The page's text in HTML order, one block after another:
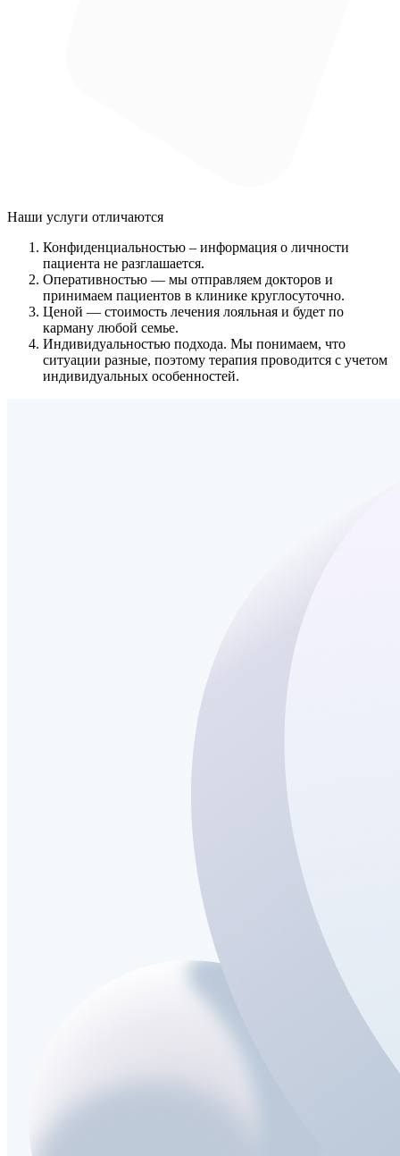
Наши услуги отличаются
Конфиденциальностью – информация о личности
пациента не разглашается.
Оперативностью — мы отправляем докторов и
принимаем пациентов в клинике круглосуточно.
Ценой — стоимость лечения лояльная и будет по
карману любой семье.
Индивидуальностью подхода. Мы понимаем, что
ситуации разные, поэтому терапия проводится с учетом
индивидуальных особенностей.